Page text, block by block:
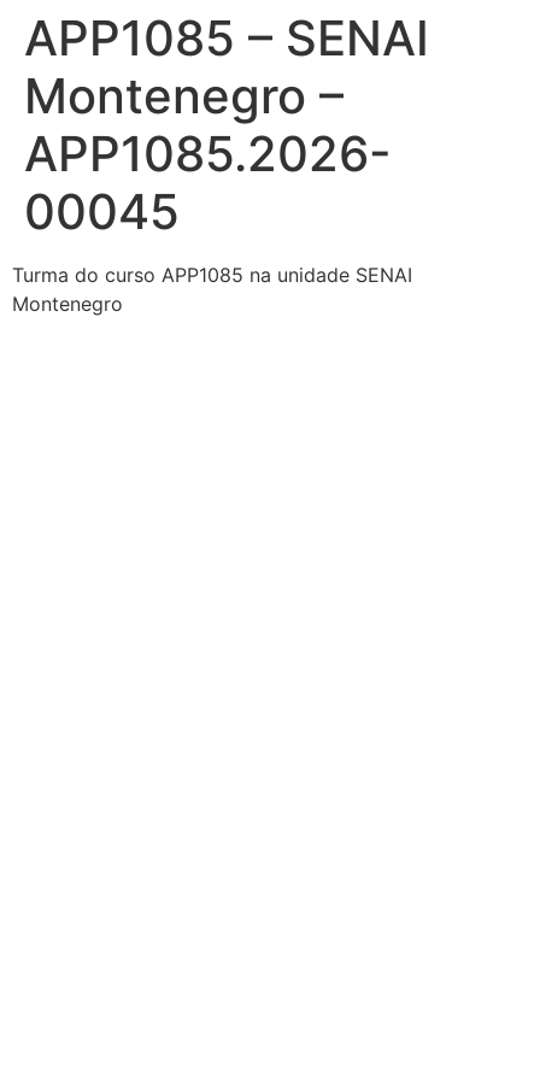
para
conteúdo
APP1085 – SENAI
Montenegro –
APP1085.2026-
00045
Turma do curso APP1085 na unidade SENAI
Montenegro